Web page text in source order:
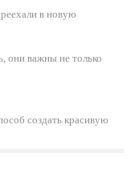
в новую
они важны не только
создать красивую